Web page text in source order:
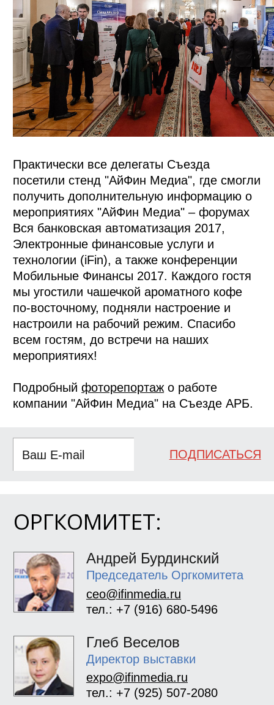
ОРГКОМИТЕТ:
Андрей Бурдинский
Председатель Оргкомитета
ceo@ifinmedia.ru
тел.: +7 (916) 680-5496
Глеб Веселов
Директор выставки
expo@ifinmedia.ru
тел.: +7 (925) 507-2080
Практически все делегаты Съезда
посетили стенд "АйФин Медиа", где смогли
получить дополнительную информацию о
мероприятиях "АйФин Медиа" – форумах
Вся банковская автоматизация 2017,
Электронные финансовые услуги и
технологии (iFin), а также конференции
Мобильные Финансы 2017. Каждого гостя
мы угостили чашечкой ароматного кофе
по-восточному, подняли настроение и
настроили на рабочий режим. Спасибо
всем гостям, до встречи на наших
мероприятиях!
Подробныйфоторепортаж о работе
компании "АйФин Медиа" на Съезде АРБ.
ПОДПИСАТЬСЯ